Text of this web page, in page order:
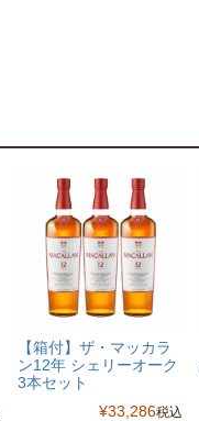
【箱付】ザ・マッカラ
ン12年 シェリーオーク
3本セット
¥33,286税込